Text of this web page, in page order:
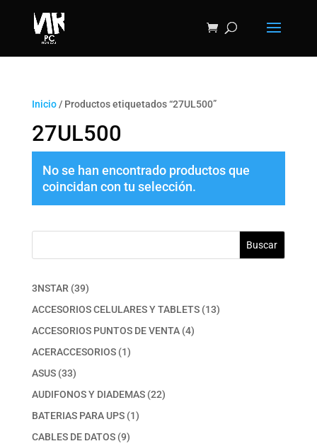
Inicio/ Productos etiquetados “27UL500”
27UL500
No se han encontrado productos que
coincidan con tu selección.
Buscar
3NSTAR 3939
productos
ACCESORIOS CELULARES Y TABLETS 1313
ACCESORIOS PUNTOS DE VENTA 44
ACERACCESORIOS 11
ASUS 3333
productos
AUDIFONOS Y DIADEMAS 2222
BATERIAS PARA UPS 11
CABLES DE DATOS 99